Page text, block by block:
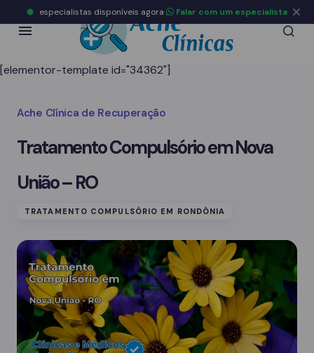
[elementor-template id="34362"]
Ache Clínica de Recuperação
Tratamento Compulsório em Nova
União – RO
TRATAMENTO COMPULSÓRIO EM RONDÔNIA
especialistas disponíveis agora Falar com um especialista